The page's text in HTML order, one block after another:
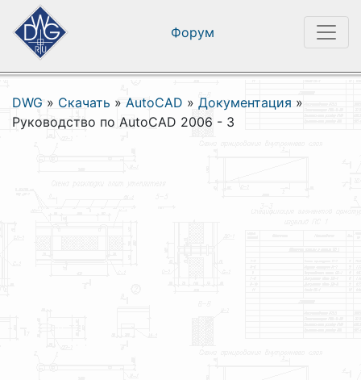
Форум
DWG » Скачать » AutoCAD » Документация »
Руководство по AutoCAD 2006 - 3